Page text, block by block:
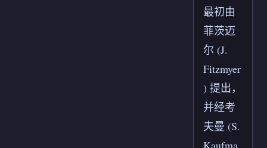
最初由
菲茨迈
尔 (J.
Fitzmyer
) 提出，
并经考
夫曼 (S.
Kaufma